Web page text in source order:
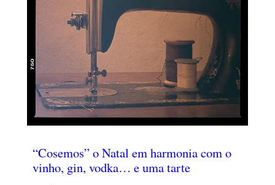
“Cosemos” o Natal em harmonia com o
vinho, gin, vodka… e uma tarte